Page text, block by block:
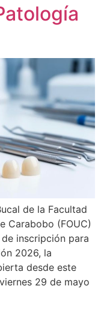
de la Facultad
Carabobo (FOUC)
inscripción para
2026, la
desde este
29 de mayo